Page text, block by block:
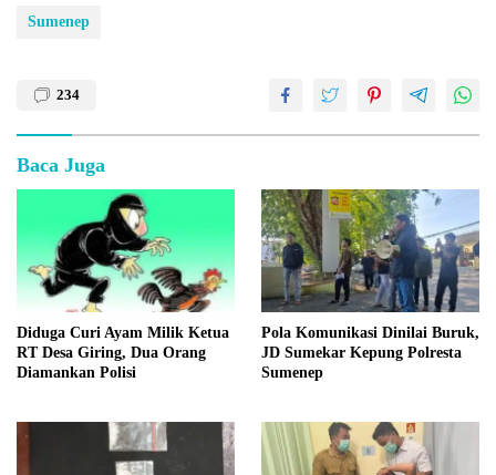
Sumenep
234
Baca Juga
Diduga Curi Ayam Milik Ketua
RT Desa Giring, Dua Orang
Diamankan Polisi
Pola Komunikasi Dinilai Buruk,
JD Sumekar Kepung Polresta
Sumenep